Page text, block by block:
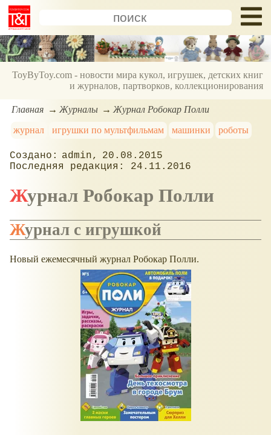
ToyByToy.com - новости мира кукол, игрушек, детских книг
и журналов, партворков, коллекционирования
Главная Журналы
Журнал Робокар Полли
журнал
игрушки по мультфильмам машинки роботы
admin
20.08.2015
24.11.2016
Журнал Робокар Полли
Журнал с игрушкой
Новый ежемесячный журнал Робокар Полли.